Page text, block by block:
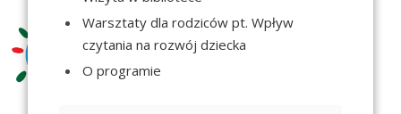
Warsztaty dla rodziców pt. Wpływ
czytania na rozwój dziecka
O programie